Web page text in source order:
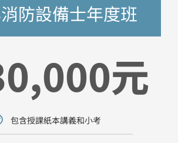
防設備士年度班
元
包含授課紙本講義和小考